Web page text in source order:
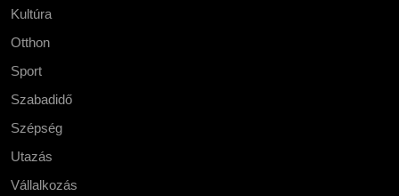
Kultúra
Otthon
Sport
Szabadidő
Szépség
Utazás
Vállalkozás